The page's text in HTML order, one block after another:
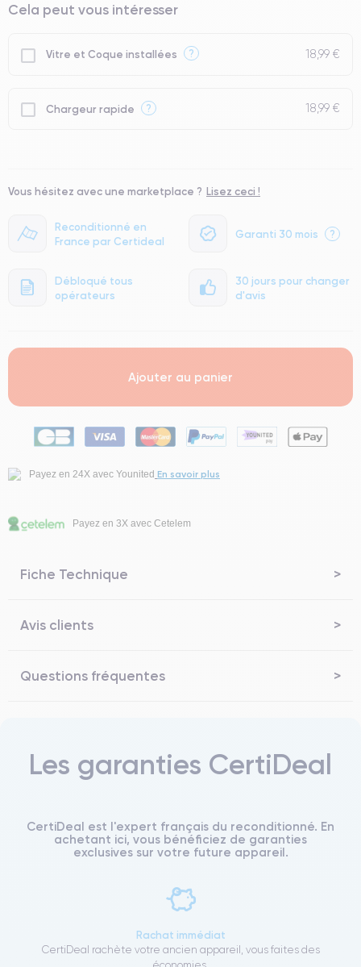
Reconditionné en
France par Certideal
Garanti 30 mois ?
Débloqué tous
opérateurs
30 jours pour changer
d'avis
Cela peut vous intéresser
Vitre et Coque installées ? 18,99 €
Chargeur rapide ? 18,99 €
Vous hésitez avec une marketplace ? Lisez ceci !
Ajouter au panier
Payez en 24X avec Younited En savoir plus
Payez en 3X avec Cetelem
Fiche Technique
Avis clients
Questions fréquentes
Les garanties CertiDeal
CertiDeal est l'expert français du reconditionné. En
achetant ici, vous bénéficiez de garanties
exclusives sur votre future appareil.
Rachat immédiat
CertiDeal rachète votre ancien appareil, vous faites des